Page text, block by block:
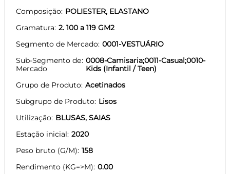
Composição POLIESTER, ELASTANO
Gramatura 2. 100 a 119 GM2
Segmento de Mercado 0001-VESTUÁRIO
Sub-Segmento de
Mercado
0008-Camisaria;0011-Casual;0010-
Kids (Infantil / Teen)
Grupo de Produto Acetinados
Subgrupo de Produto Lisos
Utilização BLUSAS, SAIAS
Estação inicial 2020
Peso bruto (G/M) 158
Rendimento (KG=>M) 0.00